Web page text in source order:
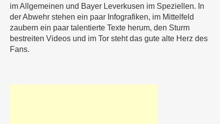
im Allgemeinen und Bayer Leverkusen im Speziellen. In
der Abwehr stehen ein paar Infografiken, im Mittelfeld
zaubern ein paar talentierte Texte herum, den Sturm
bestreiten Videos und im Tor steht das gute alte Herz des
Fans.